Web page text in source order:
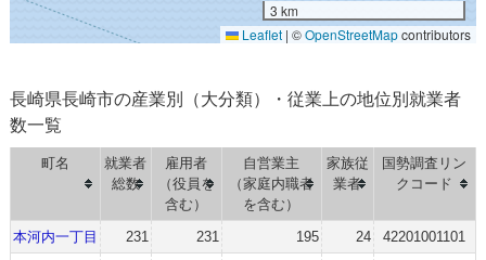
3 km
Leaflet | ©OpenStreetMapcontributors
長崎県長崎市の産業別（大分類）・従業上の地位別就業者
数一覧
町名
就業者
総数
雇用者
（役員を
含む）
自営業主
（家庭内職者
を含む）
家族従
業者
国勢調査リン
クコード
本河内一丁目 231 231 195 24
42201001101